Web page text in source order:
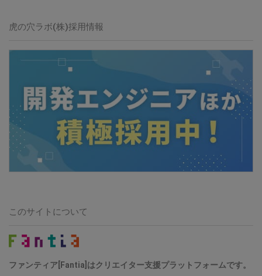
虎の穴ラボ(株)採用情報
このサイトについて
ファンティア[Fantia]はクリエイター支援プラットフォームです。